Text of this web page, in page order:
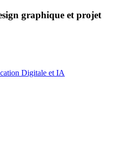
graphique et projet
Digitale et IA